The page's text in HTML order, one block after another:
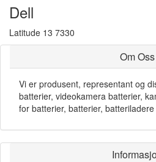
Dell
Latitude 13 7330
Om Oss
Vi er produsent, representant og
batterier, videokamera batterier,
for batterier, batterier,